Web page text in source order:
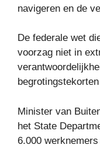
navigeren en de
De federale wet
voorzag niet in
Minister van
het State
6.000